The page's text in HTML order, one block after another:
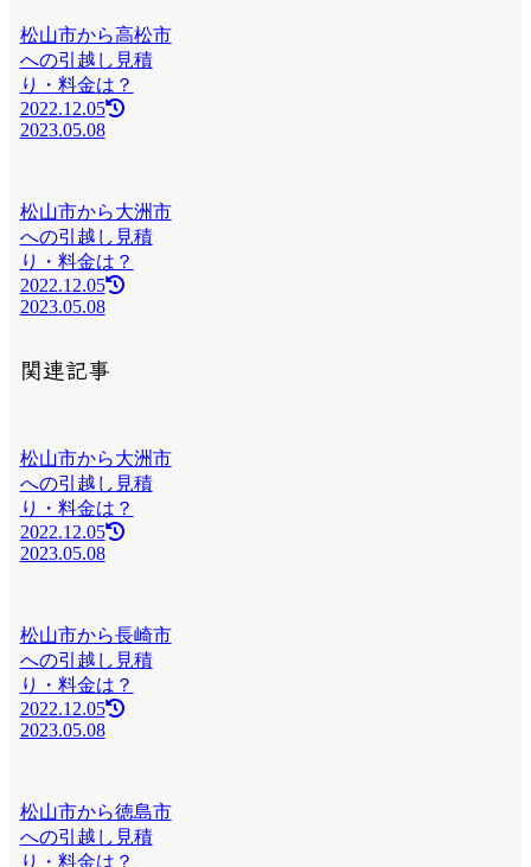
松山市から高松市
への引越し見積
り・料金は？
2022.12.05
2023.05.08
松山市から大洲市
への引越し見積
り・料金は？
2022.12.05
2023.05.08
関連記事
松山市から大洲市
への引越し見積
り・料金は？
2022.12.05
2023.05.08
松山市から長崎市
への引越し見積
り・料金は？
2022.12.05
2023.05.08
松山市から徳島市
への引越し見積
り・料金は？